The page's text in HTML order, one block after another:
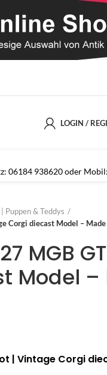
LOGIN /
06184 938620 oder
Puppen & Teddys
Corgi diecast Model –
MGB
Model –
| Vintage Corgi